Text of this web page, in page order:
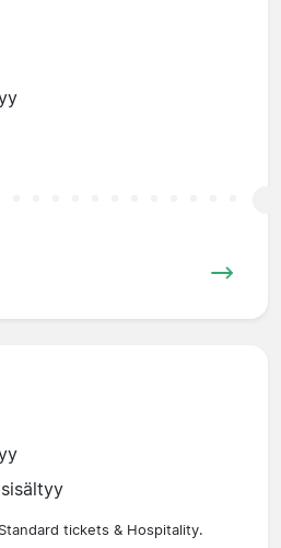
tickets & Hospitality.